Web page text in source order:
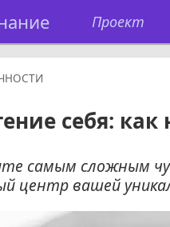
Проект
себя:
самым сложным
центр вашей